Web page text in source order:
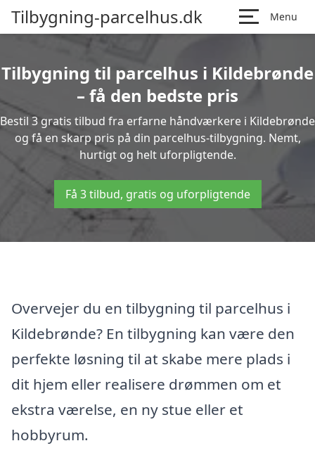
Tilbygning-parcelhus.dk Menu
Tilbygning til parcelhus i Kildebrønde
– få den bedste pris
Bestil 3 gratis tilbud fra erfarne håndværkere i Kildebrønde
og få en skarp pris på din parcelhus-tilbygning. Nemt,
hurtigt og helt uforpligtende.
Få 3 tilbud, gratis og uforpligtende
Overvejer du en tilbygning til parcelhus i
Kildebrønde? En tilbygning kan være den
perfekte løsning til at skabe mere plads i
dit hjem eller realisere drømmen om et
ekstra værelse, en ny stue eller et
hobbyrum.